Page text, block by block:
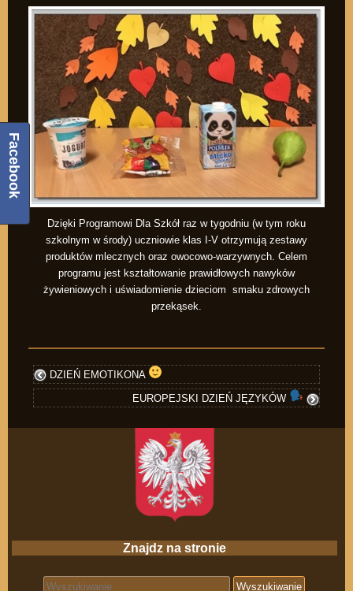
Dzięki Programowi Dla Szkół raz w tygodniu (w tym roku
szkolnym w środy) uczniowie klas I-V otrzymują zestawy
produktów mlecznych oraz owocowo-warzywnych. Celem
programu jest kształtowanie prawidłowych nawyków
żywieniowych i uświadomienie dzieciom smaku zdrowych
przekąsek.
DZIEŃ EMOTIKONA
EUROPEJSKI DZIEŃ JĘZYKÓW
Znajdz na stronie
Search for:
Facebook